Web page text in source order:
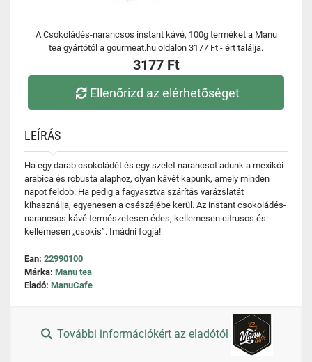
A Csokoládés-narancsos instant kávé, 100g terméket a Manu
tea gyártótól a gourmeat.hu oldalon 3177 Ft - ért találja.
3177 Ft
Ellenőrizd az elérhetőséget
LEÍRÁS
Ha egy darab csokoládét és egy szelet narancsot adunk a mexikói
arabica és robusta alaphoz, olyan kávét kapunk, amely minden
napot feldob. Ha pedig a fagyasztva szárítás varázslatát
kihasználja, egyenesen a csészéjébe kerül. Az instant csokoládés-
narancsos kávé természetesen édes, kellemesen citrusos és
kellemesen „csokis”. Imádni fogja!
Ean: 22990100
Márka: Manu tea
Eladó: ManuCafe
További információkért az eladótól